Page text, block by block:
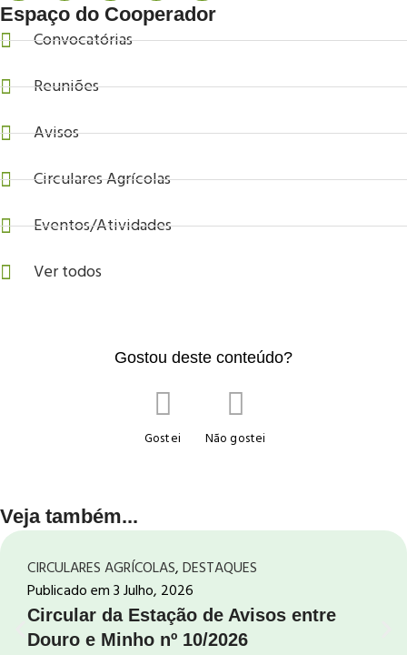
Espaço do Cooperador
Convocatórias
Reuniões
Avisos
Circulares Agrícolas
Eventos/Atividades
Ver todos
Gostou deste conteúdo?
Gostei Não gostei
Veja também...
CIRCULARES AGRÍCOLAS,DESTAQUES
Publicado em3 Julho, 2026
Circular da Estação de Avisos entre
Douro e Minho nº 10/2026